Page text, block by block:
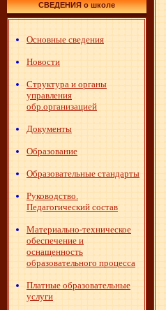
СВЕДЕНИЯ о школе
Основные сведения
Новости
Структура и органы
управления
обр.организацией
Документы
Образование
Образовательные стандарты
Руководство.
Педагогический состав
Материально-техническое
обеспечение и
оснащенность
образовательного процесса
Платные образовательные
услуги